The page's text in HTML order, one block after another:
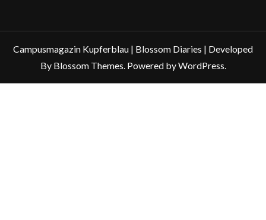
Campusmagazin Kupferblau | Blossom Diaries | Developed
By Blossom Themes. Powered byWordPress.